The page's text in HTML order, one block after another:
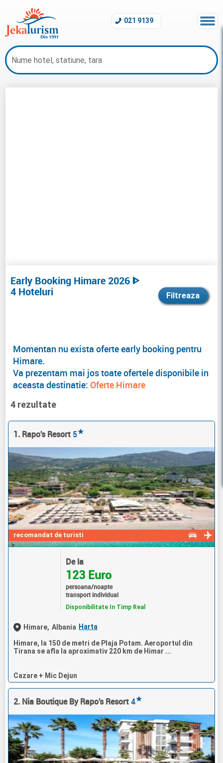
021 9139
Momentan nu exista oferte early booking pentru
Himare.
Va prezentam mai jos toate ofertele disponibile in
aceasta destinatie: Oferte Himare
4 rezultate
1. Rapo's Resort 5★
recomandat de turisti
De la
123 Euro
persoana/noapte
transport individual
Disponibilitate In Timp Real
Himare, Albania Harta
Himare, la 150 de metri de Plaja Potam. Aeroportul din
Tirana se afla la aproximativ 220 km de Himar ...
Cazare + Mic Dejun
2. Nia Boutique By Rapo's Resort 4★
Early Booking Himare 2026 ᐈ
4 Hoteluri
Filtreaza